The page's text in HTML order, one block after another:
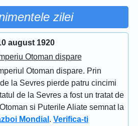
zilei
august 1920
Otoman dispare
Otoman dispare. Prin
la Sevres pierde patru cincimi
de la Sevres a fost un tratat de
si Puterile Aliate semnat la
Mondial . Verifica-ti